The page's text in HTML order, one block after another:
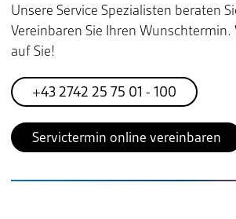
Unsere Service Spezialisten beraten
Vereinbaren Sie Ihren
auf Sie!
+43 2742 25 75 01 - 100
Servictermin online vereinbaren